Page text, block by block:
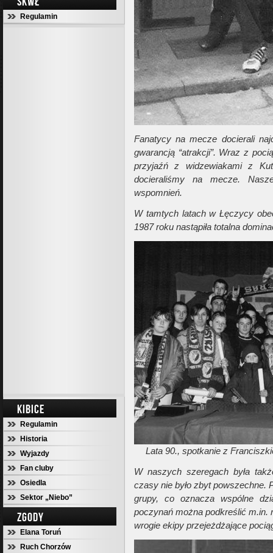
Regulamin
KIBICE
Regulamin
Historia
Wyjazdy
Fan cluby
Osiedla
Sektor „Niebo”
ZGODY
Elana Toruń
Ruch Chorzów
Fanatycy na mecze docierali
gwarancją “atrakcji”. Wraz z
przyjaźń z widzewiakami z
docieraliśmy na mecze.
wspomnień.
W tamtych latach w Łęczycy
1987 roku nastąpiła totalna
Lata 90., spotkanie z
W naszych szeregach była
czasy nie było zbyt powszechne.
grupy, co oznacza wspólne
poczynań można podkreślić m.in.
wrogie ekipy przejeżdżające